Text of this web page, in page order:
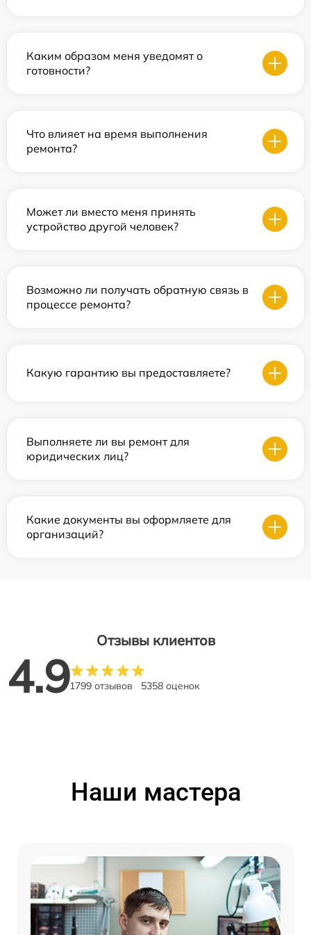
Каким образом меня уведомят о
готовности?
Что влияет на время выполнения
ремонта?
Может ли вместо меня принять
устройство другой человек?
Возможно ли получать обратную связь в
процессе ремонта?
Какую гарантию вы предоставляете?
Выполняете ли вы ремонт для
юридических лиц?
Какие документы вы оформляете для
организаций?
Отзывы клиентов
4.91799 отзывов 5358 оценок
Наши мастера